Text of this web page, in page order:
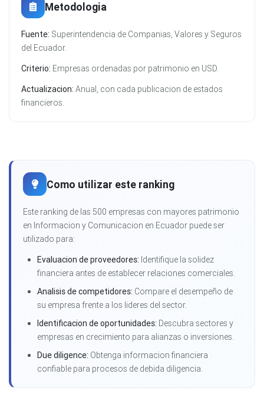
Metodologia
Fuente: Superintendencia de Companias, Valores y Seguros
del Ecuador.
Criterio: Empresas ordenadas por patrimonio en USD.
Actualizacion: Anual, con cada publicacion de estados
financieros.
Como utilizar este ranking
Este ranking de las 500 empresas con mayores patrimonio
en Informacion y Comunicacion en Ecuador puede ser
utilizado para:
Evaluacion de proveedores: Identifique la solidez
financiera antes de establecer relaciones comerciales.
Analisis de competidores: Compare el desempeño de
su empresa frente a los lideres del sector.
Identificacion de oportunidades: Descubra sectores y
empresas en crecimiento para alianzas o inversiones.
Due diligence: Obtenga informacion financiera
confiable para procesos de debida diligencia.